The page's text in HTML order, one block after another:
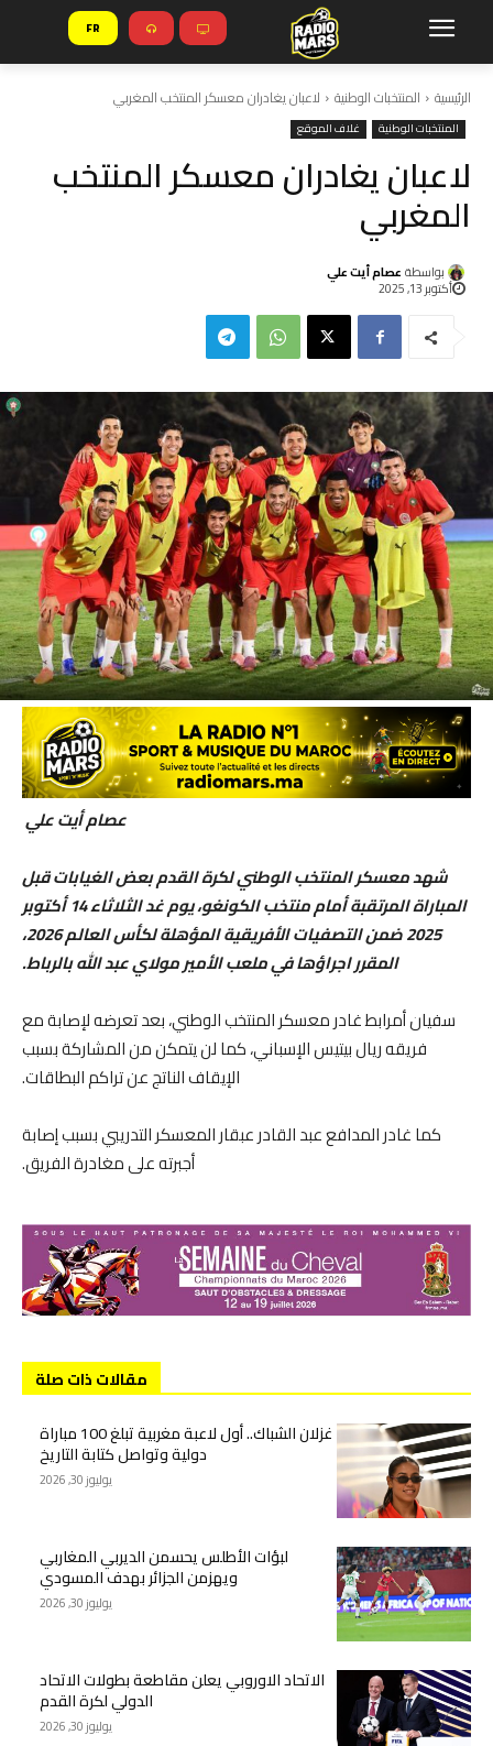
FR
الرئيسية المنتخبات الوطنية لاعبان يغادران معسكر المنتخب المغربي
المنتخبات الوطنية غلاف الموقع
لاعبان يغادران معسكر المنتخب
المغربي
بواسطة عصام أيت علي
أكتوبر 13, 2025
عصام أيت علي
شهد معسكر المنتخب الوطني لكرة القدم بعض الغيابات قبل
المباراة المرتقبة أمام منتخب الكونغو، يوم غد الثلاثاء 14 أكتوبر
2025 ضمن التصفيات الأفريقية المؤهلة لكأس العالم 2026،
المقرر اجراؤها في ملعب الأمير مولاي عبد الله بالرباط.
سفيان أمرابط غادر معسكر المنتخب الوطني، بعد تعرضه لإصابة مع
فريقه ريال بيتيس الإسباني، كما لن يتمكن من المشاركة بسبب
الإيقاف الناتج عن تراكم البطاقات.
كما غادر المدافع عبد القادر عبقار المعسكر التدريبي بسبب إصابة
أجبرته على مغادرة الفريق.
مقالات ذات صلة
غزلان الشباك.. أول لاعبة مغربية تبلغ 100 مباراة
دولية وتواصل كتابة التاريخ
يوليوز 30, 2026
لبؤات الأطلس يحسمن الديربي المغاربي
ويهزمن الجزائر بهدف المسودي
يوليوز 30, 2026
الاتحاد الاوروبي يعلن مقاطعة بطولات الاتحاد
الدولي لكرة القدم
يوليوز 30, 2026